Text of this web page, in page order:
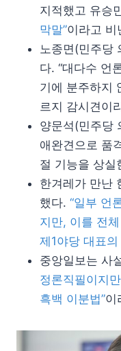
지적했고 유승
막말”이라고 비
노종면(민주당
다. “대다수 언
기에 분주하지
르지 감시견이
양문석(민주당
애완견으로 품
절 기능을 상실
한겨레가 만난
했다. “일부 언
지만, 이를 전
제1야당 대표
중앙일보는 사
정론직필이지
흑백 이분법”이